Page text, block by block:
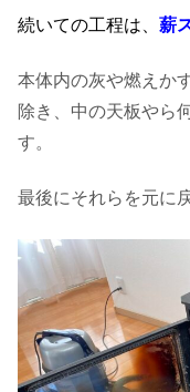
続いての工程は、 薪
本体内の灰や燃えか
除き、中の天板やら
す。
最後にそれらを元に